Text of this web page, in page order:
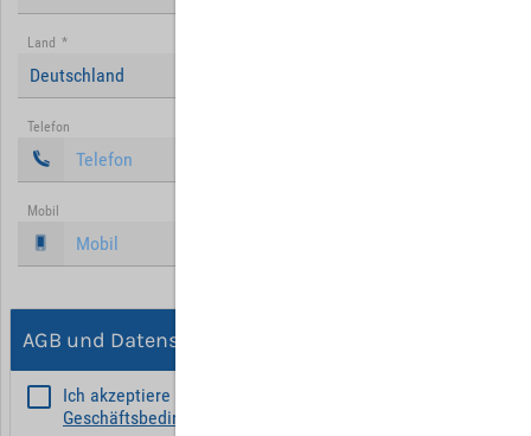
Land *
Deutschland
Telefon
Mobil
AGB und Datenschutz
Ich akzeptiere die
Geschäftsbedingungen